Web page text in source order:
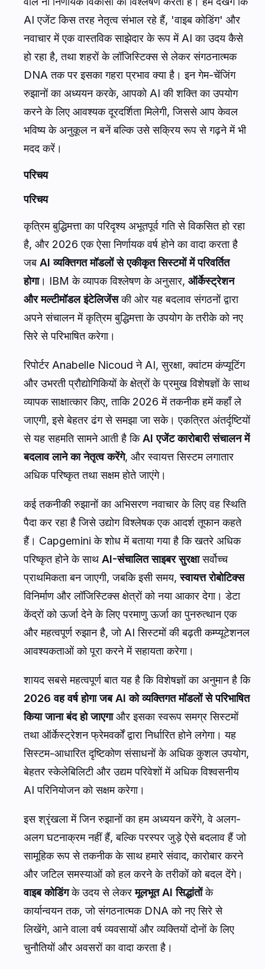
AI एजेंट किस तरह नेतृत्व संभाल रहे हैं, 'वाइब कोडिंग' और
नवाचार में एक वास्तविक साझेदार के रूप में AI का उदय कैसे
हो रहा है, तथा शहरों के लॉजिस्टिक्स से लेकर संगठनात्मक
DNA तक पर इसका गहरा प्रभाव क्या है। इन गेम-चेंजिंग
रुझानों का अध्ययन करके, आपको AI की शक्ति का उपयोग
करने के लिए आवश्यक दूरदर्शिता मिलेगी, जिससे आप केवल
भविष्य के अनुकूल न बनें बल्कि उसे सक्रिय रूप से गढ़ने में भी
मदद करें।
परिचय
परिचय
कृत्रिम बुद्धिमत्ता का परिदृश्य अभूतपूर्व गति से विकसित हो रहा
है, और 2026 एक ऐसा निर्णायक वर्ष होने का वादा करता है
जब AI व्यक्तिगत मॉडलों से एकीकृत सिस्टमों में परिवर्तित
होगा। IBM के व्यापक विश्लेषण के अनुसार, ऑर्केस्ट्रेशन
और मल्टीमॉडल इंटेलिजेंसकी ओर यह बदलाव संगठनों द्वारा
अपने संचालन में कृत्रिम बुद्धिमत्ता के उपयोग के तरीके को नए
सिरे से परिभाषित करेगा।
रिपोर्टर Anabelle Nicoud ने AI, सुरक्षा, क्वांटम कंप्यूटिंग
और उभरती प्रौद्योगिकियों के क्षेत्रों के प्रमुख विशेषज्ञों के साथ
व्यापक साक्षात्कार किए, ताकि 2026 में तकनीक हमें कहाँ ले
जाएगी, इसे बेहतर ढंग से समझा जा सके। एकत्रित अंतर्दृष्टियों
से यह सहमति सामने आती है किAI एजेंट कारोबारी संचालन में
बदलाव लाने का नेतृत्व करेंगे, और स्वायत्त सिस्टम लगातार
अधिक परिष्कृत तथा सक्षम होते जाएंगे।
कई तकनीकी रुझानों का अभिसरण नवाचार के लिए वह स्थिति
पैदा कर रहा है जिसे उद्योग विश्लेषक एक आदर्श तूफान कहते
हैं। Capgemini के शोध में बताया गया है कि खतरे अधिक
परिष्कृत होने के साथ AI-संचालित साइबर सुरक्षासर्वोच्च
प्राथमिकता बन जाएगी, जबकि इसी समय,स्वायत्त रोबोटिक्स
विनिर्माण और लॉजिस्टिक्स क्षेत्रों को नया आकार देगा। डेटा
केंद्रों को ऊर्जा देने के लिए परमाणु ऊर्जा का पुनरुत्थान एक
और महत्वपूर्ण रुझान है, जो AI सिस्टमों की बढ़ती कम्प्यूटेशनल
आवश्यकताओं को पूरा करने में सहायता करेगा।
शायद सबसे महत्वपूर्ण बात यह है कि विशेषज्ञों का अनुमान है कि
2026 वह वर्ष होगा जब AI को व्यक्तिगत मॉडलों से परिभाषित
किया जाना बंद हो जाएगाऔर इसका स्वरूप समग्र सिस्टमों
तथा ऑर्केस्ट्रेशन फ्रेमवर्कों द्वारा निर्धारित होने लगेगा। यह
सिस्टम-आधारित दृष्टिकोण संसाधनों के अधिक कुशल उपयोग,
बेहतर स्केलेबिलिटी और उद्यम परिवेशों में अधिक विश्वसनीय
AI परिनियोजन को सक्षम करेगा।
इस श्रृंखला में जिन रुझानों का हम अध्ययन करेंगे, वे अलग-
अलग घटनाक्रम नहीं हैं, बल्कि परस्पर जुड़े ऐसे बदलाव हैं जो
सामूहिक रूप से तकनीक के साथ हमारे संवाद, कारोबार करने
और जटिल समस्याओं को हल करने के तरीकों को बदल देंगे।
वाइब कोडिंगके उदय से लेकरमूलभूत AI सिद्धांतोंके
कार्यान्वयन तक, जो संगठनात्मक DNA को नए सिरे से
लिखेंगे, आने वाला वर्ष व्यवसायों और व्यक्तियों दोनों के लिए
चुनौतियों और अवसरों का वादा करता है।